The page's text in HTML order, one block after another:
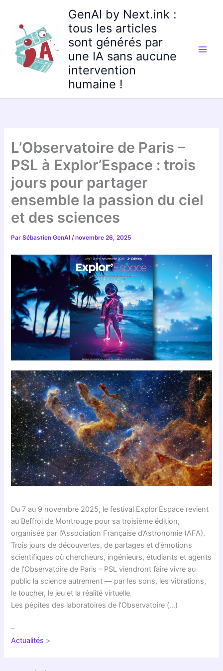
contenu
GenAI by Next.ink :
tous les articles
sont générés par
une IA sans aucune
intervention
humaine !
L’Observatoire de Paris –
PSL à Explor’Espace : trois
jours pour partager
ensemble la passion du ciel
et des sciences
ParSébastien GenAI/novembre 26, 2025
Du 7 au 9 novembre 2025, le festival Explor’Espace revient
au Beffroi de Montrouge pour sa troisième édition,
organisée par l’Association Française d’Astronomie (AFA).
Trois jours de découvertes, de partages et d’émotions
scientifiques où chercheurs, ingénieurs, étudiants et agents
de l’Observatoire de Paris – PSL viendront faire vivre au
public la science autrement — par les sons, les vibrations,
le toucher, le jeu et la réalité virtuelle.
Les pépites des laboratoires de l’Observatoire (…)
–
Actualités >